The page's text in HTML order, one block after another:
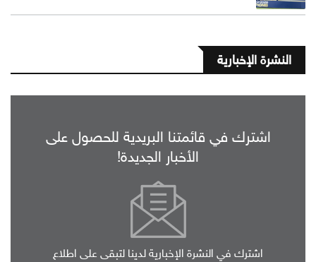
النشرة الإخبارية
اشترك في قائمتنا البريدية للحصول على
الأخبار الجديدة!
اشترك في النشرة الإخبارية لدينا لتبقى على اطلاع